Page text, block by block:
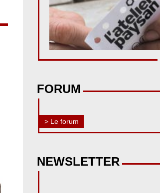
FORUM
> Le forum
NEWSLETTER